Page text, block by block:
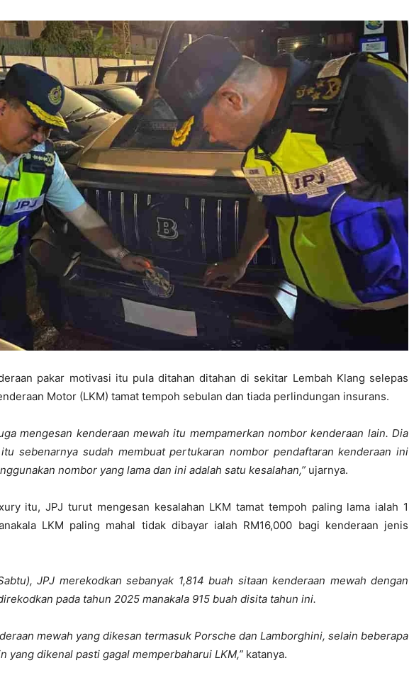
pakar motivasi itu pula ditahan ditahan di sekitar Lembah Klang selepas
Motor (LKM) tamat tempoh sebulan dan tiada perlindungan insurans.
mengesan kenderaan mewah itu mempamerkan nombor kenderaan lain. Dia
sebenarnya sudah membuat pertukaran nombor pendaftaran kenderaan ini
nombor yang lama dan ini adalah satu kesalahan,” ujarnya.
itu, JPJ turut mengesan kesalahan LKM tamat tempoh paling lama ialah 1
LKM paling mahal tidak dibayar ialah RM16,000 bagi kenderaan jenis
JPJ merekodkan sebanyak 1,814 buah sitaan kenderaan mewah dengan
pada tahun 2025 manakala 915 buah disita tahun ini.
mewah yang dikesan termasuk Porsche dan Lamborghini, selain beberapa
yang dikenal pasti gagal memperbaharui LKM,” katanya.